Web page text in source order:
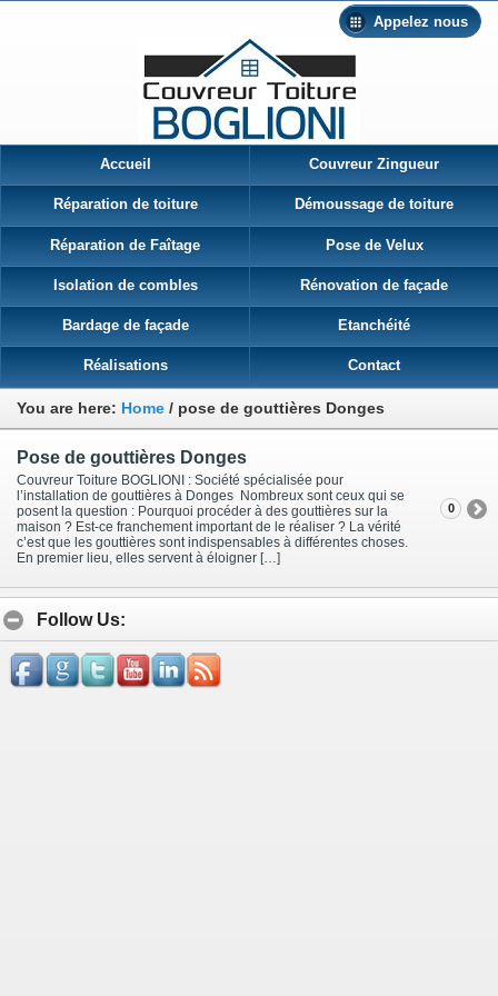
Appelez nous
Accueil Couvreur Zingueur
Réparation de toiture Démoussage de toiture
Réparation de Faîtage Pose de Velux
Isolation de combles Rénovation de façade
Bardage de façade Etanchéité
Réalisations Contact
You are here: Home / pose de gouttières Donges
Pose de gouttières Donges
Couvreur Toiture BOGLIONI : Société spécialisée pour
l’installation de gouttières à Donges Nombreux sont ceux qui se
posent la question : Pourquoi procéder à des gouttières sur la
maison ? Est-ce franchement important de le réaliser ? La vérité
c’est que les gouttières sont indispensables à différentes choses.
En premier lieu, elles servent à éloigner […]
0
Follow Us: